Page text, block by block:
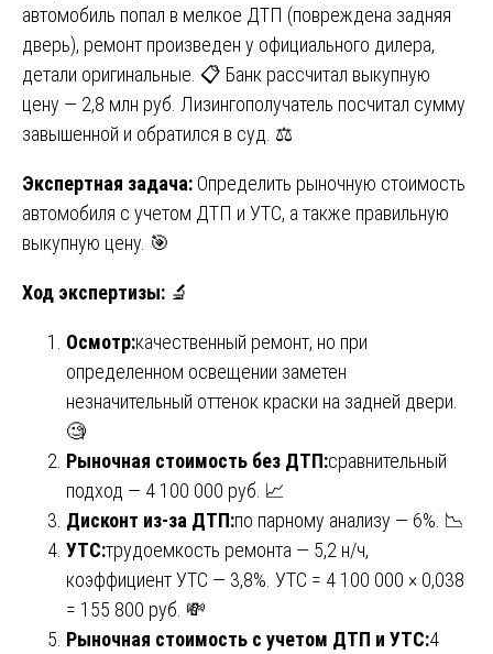
автомобиль попал в мелкое ДТП (повреждена задняя
дверь), ремонт произведен у официального дилера,
детали оригинальные. 📋 Банк рассчитал выкупную
цену — 2,8 млн руб. Лизингополучатель посчитал сумму
завышенной и обратился в суд. ⚖️
Экспертная задача: Определить рыночную стоимость
автомобиля с учетом ДТП и УТС, а также правильную
выкупную цену. 🎯
Ход экспертизы: 🔬
Осмотр:качественный ремонт, но при
определенном освещении заметен
незначительный оттенок краски на задней двери.
🧐
Рыночная стоимость без ДТП:сравнительный
подход — 4 100 000 руб. 📈
Дисконт из-за ДТП:по парному анализу — 6%. 📉
УТС:трудоемкость ремонта — 5,2 н/ч,
коэффициент УТС — 3,8%. УТС = 4 100 000 × 0,038
= 155 800 руб. 💸
Рыночная стоимость с учетом ДТП и УТС:4